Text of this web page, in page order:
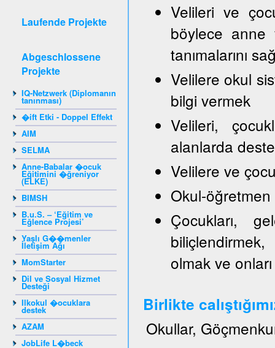
Laufende Projekte
Abgeschlossene
Projekte
IQ-Netzwerk (Diplomanın
tanınması)
�ift Etki - Doppel Effekt
AIM
SELMA
Anne-Babalar �ocuk
Eğitimini �ğreniyor
(ELKE)
BIMSH
B.u.S. – ‘Eğitim ve
Eğlence Projesi’
Yaşlı G��menler
İletişim Ağı
MomStarter
Dil ve Sosyal Hizmet
Desteği
Ilkokul �ocuklara
destek
AZAM
JobLife L�beck
Velileri ve
böylece anne
tanımalarını
Velilere okul
bilgi vermek
Velileri,
alanlarda
Velilere ve
Okul-
Çocukları,
olmak ve
Birlikte
Okullar,